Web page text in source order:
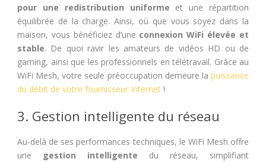
pour une redistribution uniforme et une répartition
équilibrée de la charge. Ainsi, où que vous soyez dans la
maison, vous bénéficiez d’une connexion WiFi élevée et
stable. De quoi ravir les amateurs de vidéos HD ou de
gaming, ainsi que les professionnels en télétravail. Grâce au
WiFi Mesh, votre seule préoccupation demeure la puissance
du débit de votre fournisseur Internet !
3. Gestion intelligente du réseau
Au-delà de ses performances techniques, le WiFi Mesh offre
une
gestion intelligente du réseau, simplifiant